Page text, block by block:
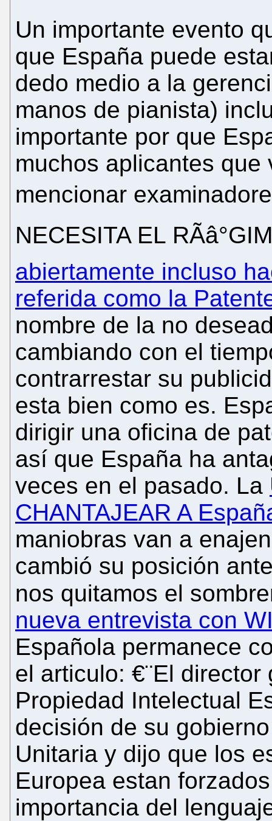
Un importante evento
que España puede
dedo medio a la
manos de pianista)
importante por que
muchos aplicantes
mencionar
NECESITA EL
abiertamente incluso
referida como la
nombre de la no
cambiando con el
contrarrestar su
esta bien como es.
dirigir una oficina de
así que España ha
veces en el pasado. La
CHANTAJEAR A
maniobras van a
cambió su posición
nos quitamos el
nueva entrevista con
Española permanece
el articulo: €¨El
Propiedad Intelectual
decisión de su
Unitaria y dijo que los
Europea estan
importancia del